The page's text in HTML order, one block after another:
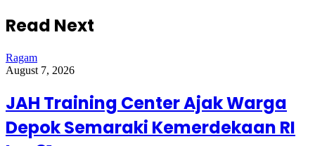
Read Next
Ragam
August 7, 2026
JAH Training Center Ajak Warga
Depok Semaraki Kemerdekaan RI